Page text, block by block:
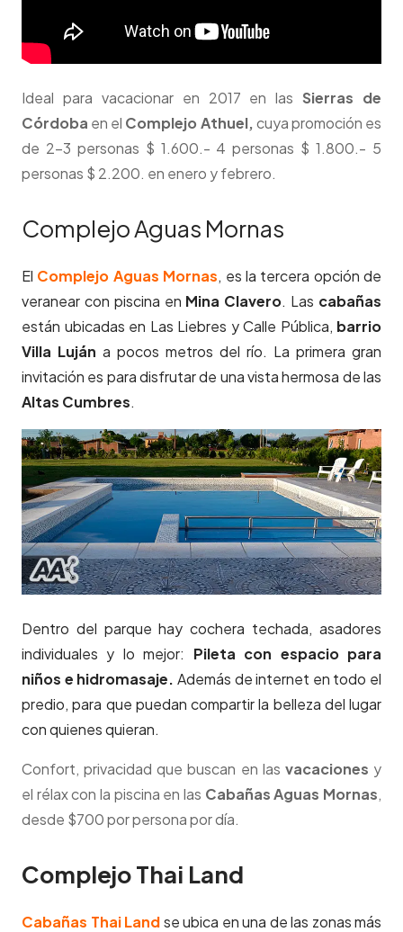
Ideal para vacacionar en 2017 en las Sierras de
Córdoba en el Complejo Athuel,cuya promoción es
de 2-3 personas $ 1.600.- 4 personas $ 1.800.- 5
personas $ 2.200. en enero y febrero.
Complejo Aguas Mornas
El Complejo Aguas Mornas, es la tercera opción de
veranear con piscina en Mina Clavero. Las cabañas
están ubicadas en Las Liebres y Calle Pública, barrio
Villa Luján a pocos metros del río. La primera gran
invitación es para disfrutar de una vista hermosa de las
Altas Cumbres.
Dentro del parque hay cochera techada, asadores
individuales y lo mejor: Pileta con espacio para
niños e hidromasaje. Además de internet en todo el
predio, para que puedan compartir la belleza del lugar
con quienes quieran.
Confort, privacidad que buscan en las vacaciones y
el rélax con la piscina en las Cabañas Aguas Mornas,
desde $700 por persona por día.
Complejo Thai Land
Cabañas Thai Landse ubica en una de las zonas más